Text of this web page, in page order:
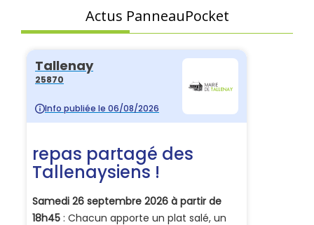
Actus PanneauPocket